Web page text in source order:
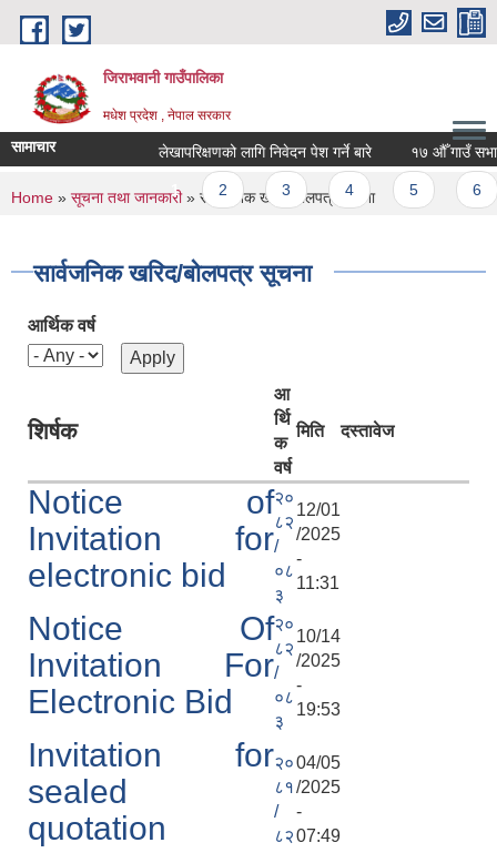
Skip to main content
जिराभवानी गाउँपालिका
मधेश प्रदेश , नेपाल सरकार
सामाचार लेखापरिक्षणको लागि निवेदन पेश गर्ने बारे १७ औँ गाउँ सभा
Pages
1 2 3 4
You are here
Home » सूचना तथा जानकारी» सार्वजनिक खरिद/बोलपत्र सूचना
सार्वजनिक खरिद/बोलपत्र सूचना
आर्थिक वर्ष
शिर्षक
आ
र्थि
क
वर्ष
मिति दस्तावेज
Notice of
Invitation for
electronic bid
२०
८२
/
०८
३
12/01
/2025
-
11:31
Notice Of
Invitation For
Electronic Bid
२०
८२
/
०८
३
10/14
/2025
-
19:53
Invitation for
sealed
quotation
२०
८१
/
८२
04/05
/2025
-
07:49